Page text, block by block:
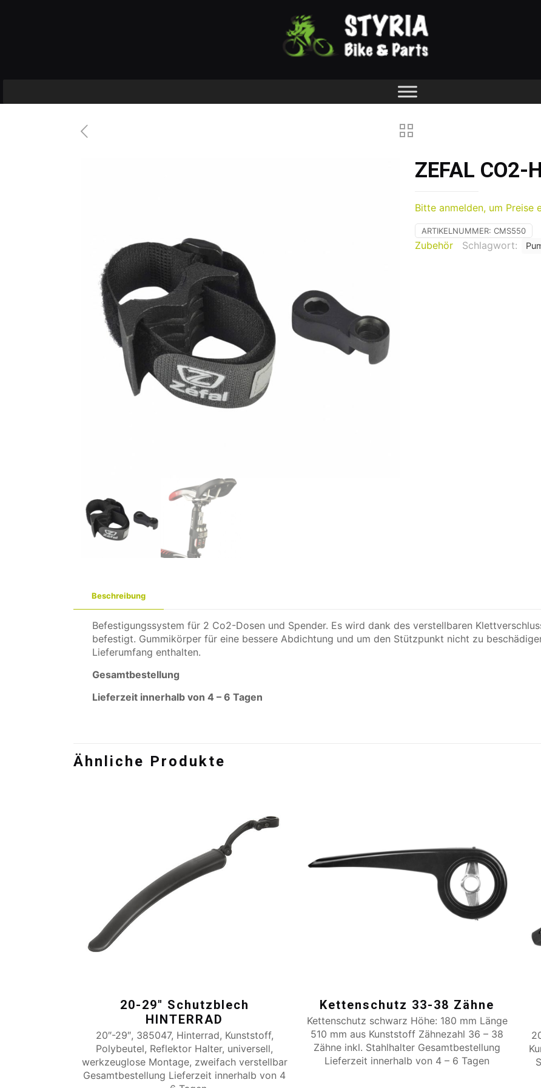
ZEFAL CO2-
Bitte anmelden, um Preise
ARTIKELNUMMER: CMS550
Zubehör
Schlagwort:
Beschreibung
Befestigungssystem für 2 Co2-Dosen und Spender. Es wird dank des verstellbaren
befestigt. Gummikörper für eine bessere Abdichtung und um den Stützpunkt nicht zu
Lieferumfang enthalten.
Gesamtbestellung
Lieferzeit innerhalb von 4 – 6 Tagen
Ähnliche Produkte
20-29″ Schutzblech
HINTERRAD
20″-29″, 385047, Hinterrad, Kunststoff,
Polybeutel, Reflektor Halter, universell,
werkzeuglose Montage, zweifach verstellbar
Gesamtbestellung Lieferzeit innerhalb von 4
Kettenschutz 33-38 Zähne
Kettenschutz schwarz Höhe: 180 mm Länge
510 mm aus Kunststoff Zähnezahl 36 – 38
Zähne inkl. Stahlhalter Gesamtbestellung
Lieferzeit innerhalb von 4 – 6 Tagen